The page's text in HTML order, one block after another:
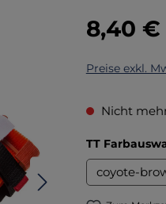
Regulärer
8,40 €
Preise exkl.
Nicht
TT
coyote-